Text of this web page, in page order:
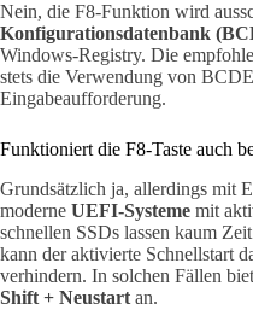
Nein, die F8-Funktion wird
Konfigurationsdatenbank
Windows-Registry. Die
stets die Verwendung von
Eingabeaufforderung.
Funktioniert die F8-Taste auch
Grundsätzlich ja, allerdings mit
moderne UEFI-Systeme mit
schnellen SSDs lassen kaum
kann der aktivierte Schnellstart
verhindern. In solchen Fällen
Shift + Neustart an.